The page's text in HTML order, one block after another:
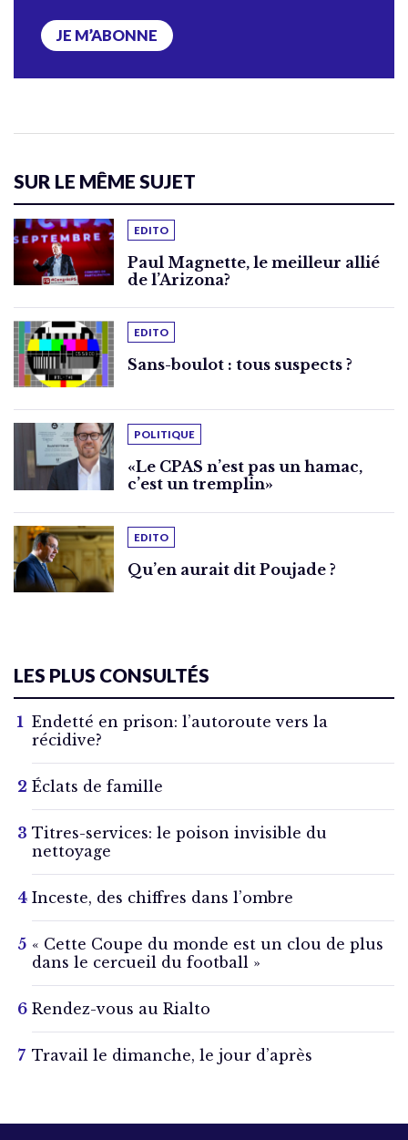
JE M’ABONNE
SUR LE MÊME SUJET
EDITO
Paul Magnette, le meilleur allié
de l’Arizona?
EDITO
Sans-boulot : tous suspects ?
POLITIQUE
«Le CPAS n’est pas un hamac,
c’est un tremplin»
EDITO
Qu’en aurait dit Poujade ?
LES PLUS CONSULTÉS
Endetté en prison: l’autoroute vers la
récidive?
Éclats de famille
Titres-services: le poison invisible du
nettoyage
Inceste, des chiffres dans l’ombre
« Cette Coupe du monde est un clou de plus
dans le cercueil du football »
Rendez-vous au Rialto
Travail le dimanche, le jour d’après